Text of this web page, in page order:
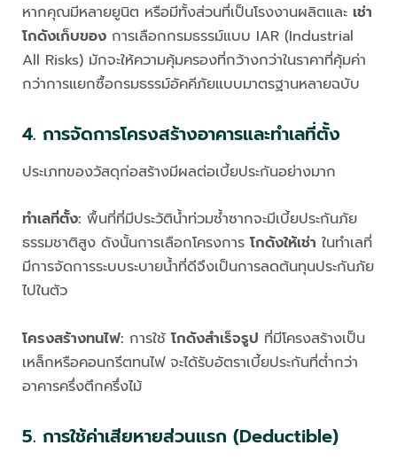
หากคุณมีหลายยูนิต หรือมีทั้งส่วนที่เป็นโรงงานผลิตและเช่า
โกดังเก็บของ การเลือกกรมธรรม์แบบ IAR (Industrial
All Risks) มักจะให้ความคุ้มครองที่กว้างกว่าในราคาที่คุ้มค่า
กว่าการแยกซื้อกรมธรรม์อัคคีภัยแบบมาตรฐานหลายฉบับ
4. การจัดการโครงสร้างอาคารและทำเลที่ตั้ง
ประเภทของวัสดุก่อสร้างมีผลต่อเบี้ยประกันอย่างมาก
ทำเลที่ตั้ง: พื้นที่ที่มีประวัติน้ำท่วมซ้ำซากจะมีเบี้ยประกันภัย
ธรรมชาติสูง ดังนั้นการเลือกโครงการโกดังให้เช่า ในทำเลที่
มีการจัดการระบบระบายน้ำที่ดีจึงเป็นการลดต้นทุนประกันภัย
ไปในตัว
โครงสร้างทนไฟ: การใช้โกดังสำเร็จรูป ที่มีโครงสร้างเป็น
เหล็กหรือคอนกรีตทนไฟ จะได้รับอัตราเบี้ยประกันที่ต่ำกว่า
อาคารครึ่งตึกครึ่งไม้
5. การใช้ค่าเสียหายส่วนแรก (Deductible)